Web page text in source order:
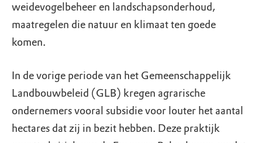
weidevogelbeheer en landschapsonderhoud,
maatregelen die natuur en klimaat ten goede
komen.
In de vorige periode van het Gemeenschappelijk
Landbouwbeleid (GLB) kregen agrarische
ondernemers vooral subsidie voor louter het aantal
hectares dat zij in bezit hebben. Deze praktijk